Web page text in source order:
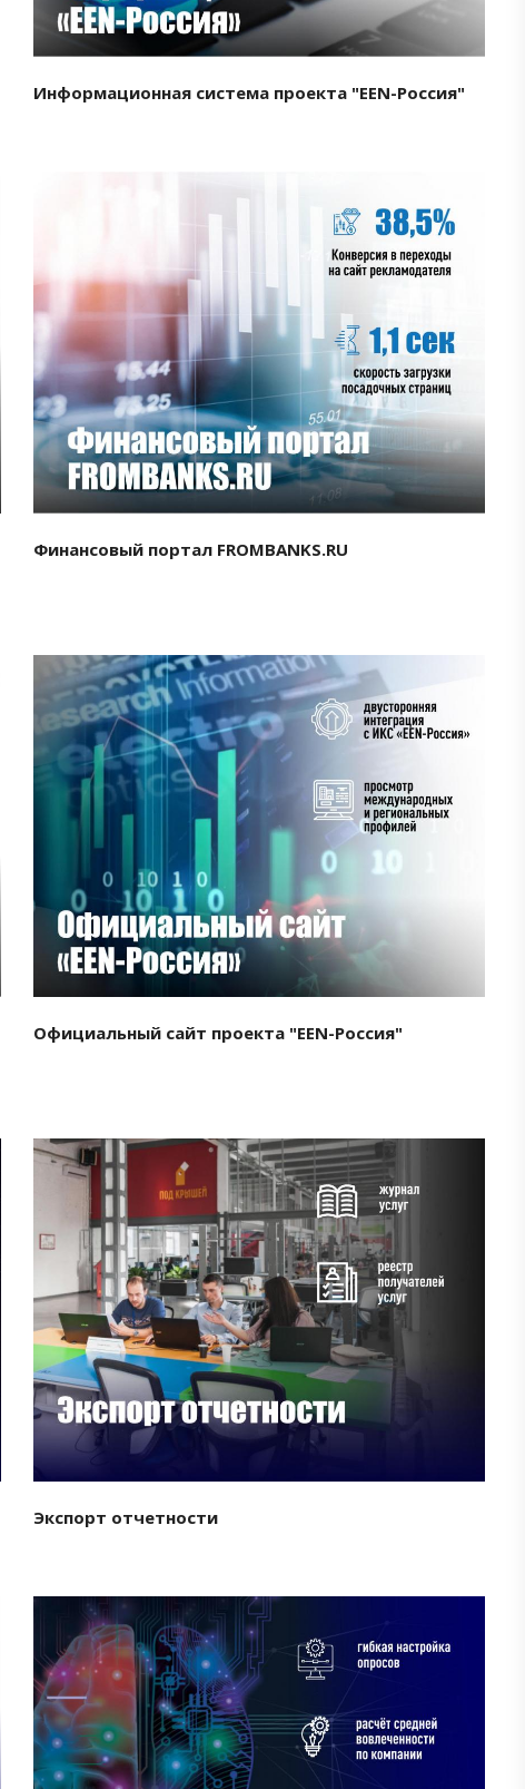
Информационная система проекта "EEN-Россия"
Смотреть проект
Финансовый портал FROMBANKS.RU
Смотреть проект
Официальный сайт проекта "EEN-Россия"
Смотреть проект
Экспорт отчетности
Смотреть проект